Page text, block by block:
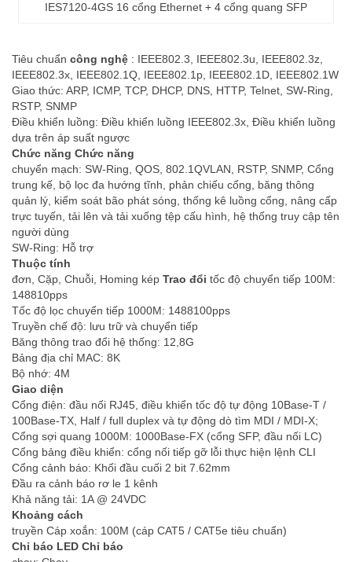
IES7120-4GS 16 cổng Ethernet + 4 cổng quang SFP
Tiêu chuẩn công nghệ : IEEE802.3, IEEE802.3u, IEEE802.3z,
IEEE802.3x, IEEE802.1Q, IEEE802.1p, IEEE802.1D, IEEE802.1W
Giao thức: ARP, ICMP, TCP, DHCP, DNS, HTTP, Telnet, SW-Ring,
RSTP, SNMP
Điều khiển luồng: Điều khiển luồng IEEE802.3x, Điều khiển luồng
dựa trên áp suất ngược
Chức năng Chức năng
chuyển mạch: SW-Ring, QOS, 802.1QVLAN, RSTP, SNMP, Cổng
trung kế, bộ lọc đa hướng tĩnh, phản chiếu cổng, băng thông
quản lý, kiểm soát bão phát sóng, thống kê luồng cổng, nâng cấp
trực tuyến, tải lên và tải xuống tệp cấu hình, hệ thống truy cập tên
người dùng
SW-Ring: Hỗ trợ
Thuộc tính
đơn, Cặp, Chuỗi, Homing kép Trao đổi tốc độ chuyển tiếp 100M:
148810pps
Tốc độ lọc chuyển tiếp 1000M: 1488100pps
Truyền chế độ: lưu trữ và chuyển tiếp
Băng thông trao đổi hệ thống: 12,8G
Bảng địa chỉ MAC: 8K
Bộ nhớ: 4M
Giao diện
Cổng điện: đầu nối RJ45, điều khiển tốc độ tự động 10Base-T /
100Base-TX, Half / full duplex và tự động dò tìm MDI / MDI-X;
Cổng sợi quang 1000M: 1000Base-FX (cổng SFP, đầu nối LC)
Cổng bảng điều khiển: cổng nối tiếp gỡ lỗi thực hiện lệnh CLI
Cổng cảnh báo: Khối đầu cuối 2 bit 7.62mm
Đầu ra cảnh báo rơ le 1 kênh
Khả năng tải: 1A @ 24VDC
Khoảng cách
truyền Cáp xoắn: 100M (cáp CAT5 / CAT5e tiêu chuẩn)
Chỉ báo LED Chỉ báo